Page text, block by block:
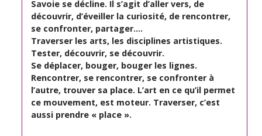
Savoie se décline. Il s’agit d’aller vers, de
découvrir, d’éveiller la curiosité, de rencontrer,
se confronter, partager….
Traverser les arts, les disciplines artistiques.
Tester, découvrir, se découvrir.
Se déplacer, bouger, bouger les lignes.
Rencontrer, se rencontrer, se confronter à
l’autre, trouver sa place. L’art en ce qu’il permet
ce mouvement, est moteur. Traverser, c’est
aussi prendre « place ».